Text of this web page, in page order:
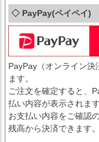
◇ PayPay(ペイペイ)
PayPay（オンライン
ます。
ご注文を確定すると、
払い内容が表示されます
お支払い内容をご確認
残高から決済できます。